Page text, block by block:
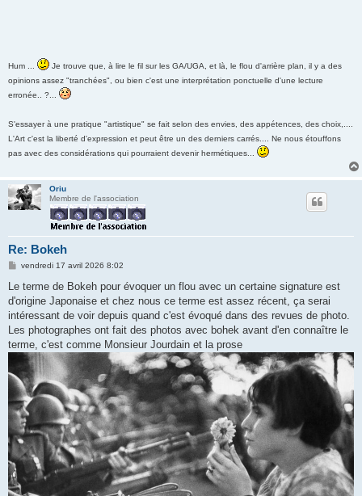
Hum ...
Je trouve que, à lire le fil sur les GA/UGA, et là, le flou d'arrière plan, il y a des
opinions assez "tranchées", ou bien c'est une interprétation ponctuelle d'une lecture
erronée.. ?...
S'essayer à une pratique "artistique" se fait selon des envies, des appétences, des choix,....
L'Art c'est la liberté d'expression et peut être un des derniers carrés.... Ne nous étouffons
pas avec des considérations qui pourraient devenir hermétiques...
Oriu
Membre de l'association
Re: Bokeh
M
s
a
g
vendredi 17 avril 2026 8:02
Le terme de Bokeh pour évoquer un flou avec un certaine signature est
d'origine Japonaise et chez nous ce terme est assez récent, ça serai
intéressant de voir depuis quand c'est évoqué dans des revues de photo.
Les photographes ont fait des photos avec bohek avant d'en connaître le
terme, c'est comme Monsieur Jourdain et la prose